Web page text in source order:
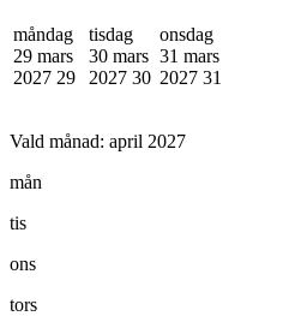
måndag
29 mars
2027 29
tisdag
30 mars
2027 30
onsdag
31 mars
2027 31
Vald månad: april 2027
mån
tis
ons
tors